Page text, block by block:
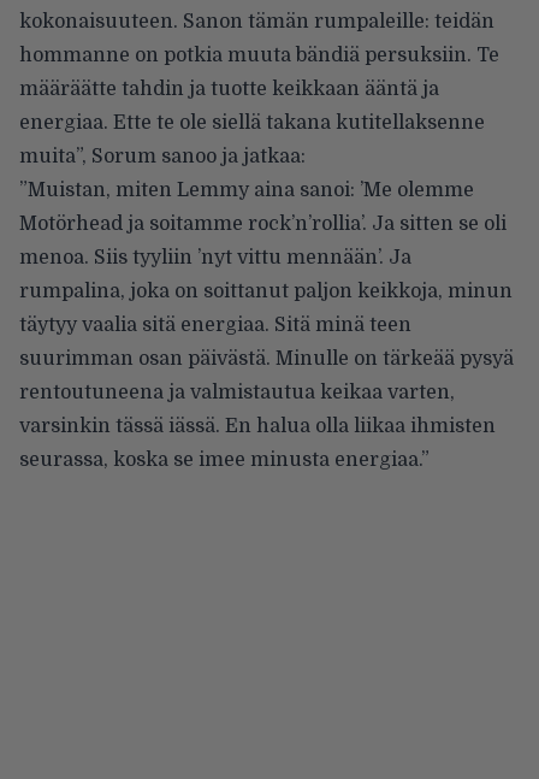
kokonaisuuteen. Sanon tämän rumpaleille: teidän
hommanne on potkia muuta bändiä persuksiin. Te
määräätte tahdin ja tuotte keikkaan ääntä ja
energiaa. Ette te ole siellä takana kutitellaksenne
muita”, Sorum sanoo ja jatkaa:
”Muistan, miten Lemmy aina sanoi: ’Me olemme
Motörhead ja soitamme rock’n’rollia’. Ja sitten se oli
menoa. Siis tyyliin ’nyt vittu mennään’. Ja
rumpalina, joka on soittanut paljon keikkoja, minun
täytyy vaalia sitä energiaa. Sitä minä teen
suurimman osan päivästä. Minulle on tärkeää pysyä
rentoutuneena ja valmistautua keikaa varten,
varsinkin tässä iässä. En halua olla liikaa ihmisten
seurassa, koska se imee minusta energiaa.”